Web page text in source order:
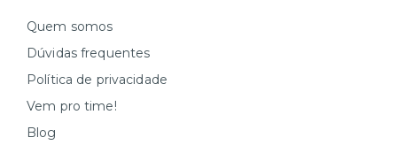
Quem somos
Dúvidas frequentes
Política de privacidade
Vem pro time!
Blog